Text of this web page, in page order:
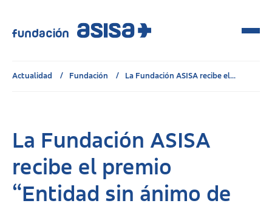
Actualidad Fundación La Fundación ASISA recibe el...
La Fundación ASISA
recibe el premio
“Entidad sin ánimo de